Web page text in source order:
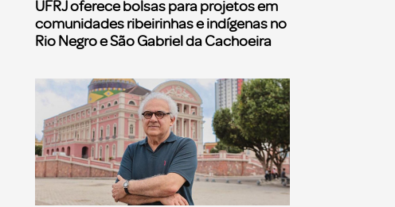
UFRJ oferece bolsas para projetos em
comunidades ribeirinhas e indígenas no
Rio Negro e São Gabriel da Cachoeira